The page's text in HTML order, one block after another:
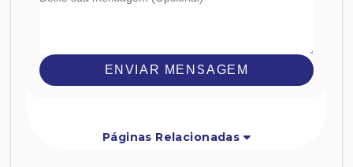
ENVIAR MENSAGEM
Páginas Relacionadas